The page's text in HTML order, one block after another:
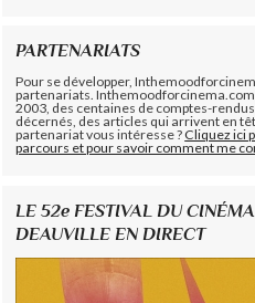
PARTENARIATS
Pour se développer,
partenariats.
2003, des centaines de comptes-
décernés, des articles qui arrivent en
partenariat vous intéresse ?Cliquez ici
parcours et pour savoir comment me
LE 52e FESTIVAL DU
DEAUVILLE EN DIRECT